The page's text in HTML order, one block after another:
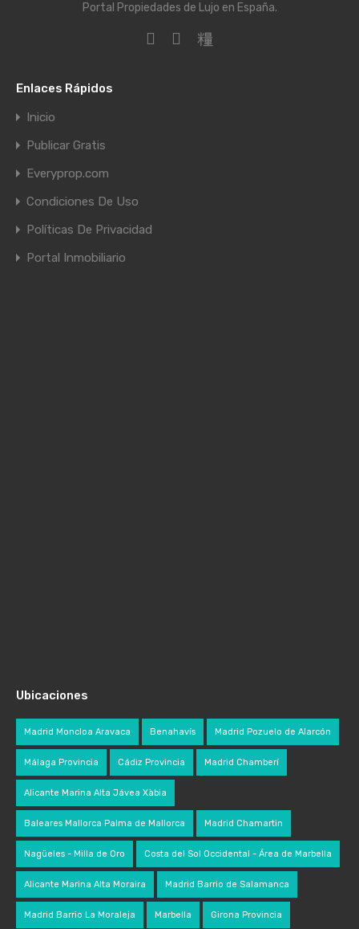
Portal Propiedades de Lujo en España.
Enlaces Rápidos
Inicio
Publicar Gratis
Everyprop.com
Condiciones De Uso
Políticas De Privacidad
Portal Inmobiliario
Ubicaciones
Madrid Moncloa Aravaca Benahavís Madrid Pozuelo de Alarcón
Málaga Provincia Cádiz Provincia Madrid Chamberí
Alicante Marina Alta Jávea Xàbia
Baleares Mallorca Palma de Mallorca Madrid Chamartin
Nagüeles - Milla de Oro Costa del Sol Occidental - Área de Marbella
Alicante Marina Alta Moraira Madrid Barrio de Salamanca
Madrid Barrio La Moraleja Marbella Girona Provincia